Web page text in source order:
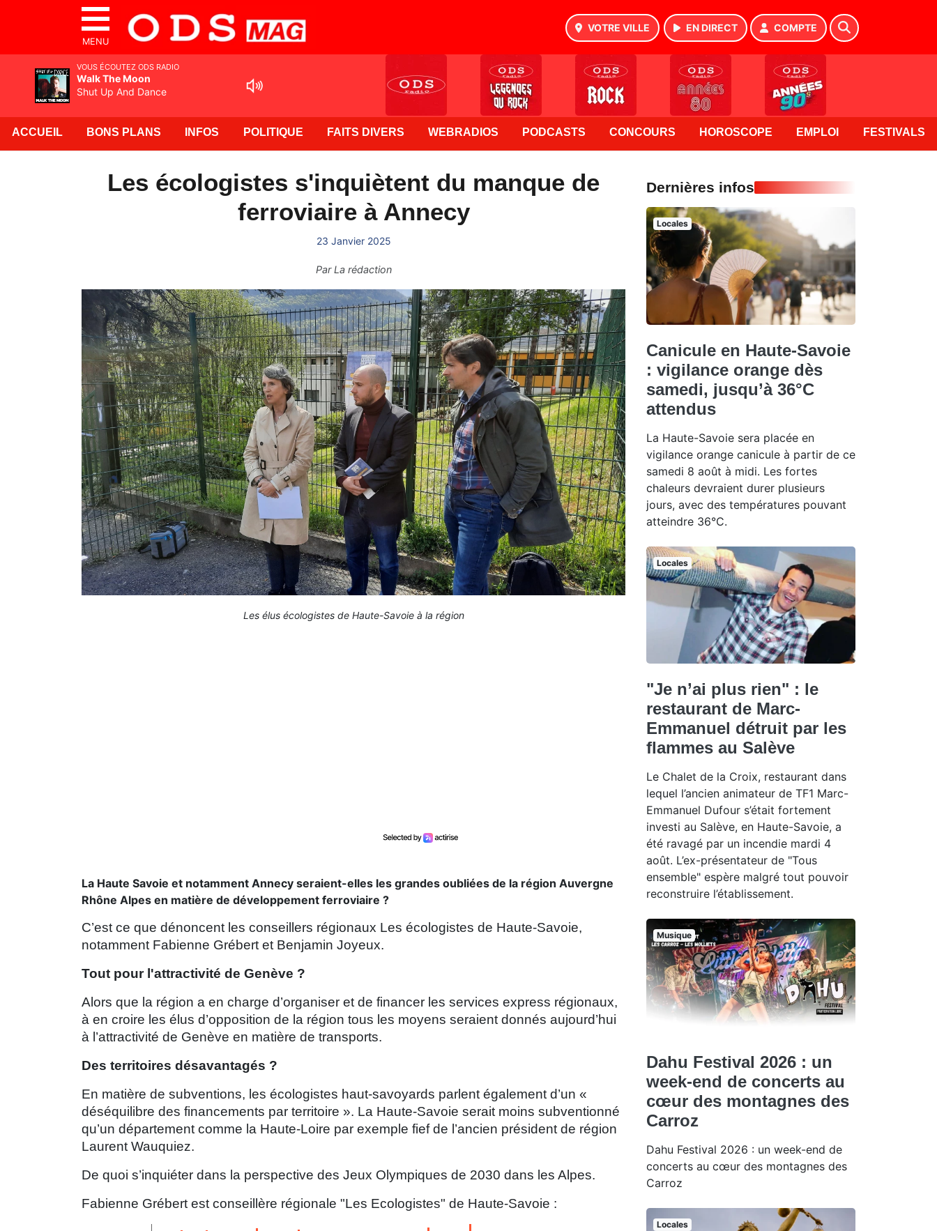
MENU
VOTRE VILLE EN DIRECT COMPTE
ACCUEIL BONS PLANS INFOS POLITIQUE FAITS DIVERS WEBRADIOS PODCASTS CONCOURS HOROSCOPE EMPLOI FESTIVALS
Les écologistes s'inquiètent du manque de
ferroviaire à Annecy
23 Janvier 2025
ParLa rédaction
Les élus écologistes de Haute-Savoie à la région
La Haute Savoie et notamment Annecy seraient-elles les grandes oubliées de la région Auvergne
Rhône Alpes en matière de développement ferroviaire ?
C’est ce que dénoncent les conseillers régionaux Les écologistes de Haute-Savoie,
notamment Fabienne Grébert et Benjamin Joyeux.
Tout pour l'attractivité de Genève ?
Alors que la région a en charge d’organiser et de financer les services express régionaux,
à en croire les élus d’opposition de la région tous les moyens seraient donnés aujourd’hui
à l’attractivité de Genève en matière de transports.
Des territoires désavantagés ?
En matière de subventions, les écologistes haut-savoyards parlent également d’un «
déséquilibre des financements par territoire ». La Haute-Savoie serait moins subventionné
qu’un département comme la Haute-Loire par exemple fief de l’ancien président de région
Laurent Wauquiez.
De quoi s’inquiéter dans la perspective des Jeux Olympiques de 2030 dans les Alpes.
Fabienne Grébert est conseillère régionale "Les Ecologistes" de Haute-Savoie :
Dernières infos
Locales
Canicule en Haute-Savoie
: vigilance orange dès
samedi, jusqu’à 36°C
attendus
La Haute-Savoie sera placée en
vigilance orange canicule à partir de ce
samedi 8 août à midi. Les fortes
chaleurs devraient durer plusieurs
jours, avec des températures pouvant
atteindre 36°C.
Locales
"Je n’ai plus rien" : le
restaurant de Marc-
Emmanuel détruit par les
flammes au Salève
Le Chalet de la Croix, restaurant dans
lequel l’ancien animateur de TF1 Marc-
Emmanuel Dufour s’était fortement
investi au Salève, en Haute-Savoie, a
été ravagé par un incendie mardi 4
août. L’ex-présentateur de "Tous
ensemble" espère malgré tout pouvoir
reconstruire l’établissement.
Musique
Dahu Festival 2026 : un
week-end de concerts au
cœur des montagnes des
Carroz
Dahu Festival 2026 : un week-end de
concerts au cœur des montagnes des
Carroz
Locales
VOUS ÉCOUTEZ ODS RADIO
Walk The Moon
Shut Up And Dance